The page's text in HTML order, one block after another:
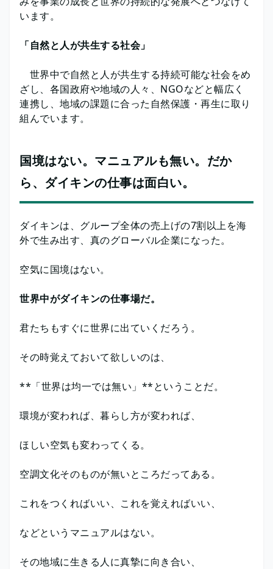
います。
「自然と人が共生する社会」
世界中で自然と人が共生する持続可能な社会をめ
ざし、各国政府や地域の人々、NGOなどと幅広く
連携し、地域の課題に合った自然保護・再生に取り
組んでいます。
国境はない。マニュアルも無い。だか
ら、ダイキンの仕事は面白い。
ダイキンは、グループ全体の売上げの7割以上を海
外で生み出す、真のグローバル企業になった。
空気に国境はない。
世界中がダイキンの仕事場だ。
君たちもすぐに世界に出ていくだろう。
その時覚えておいて欲しいのは、
**「世界は均一では無い」**ということだ。
環境が変われば、暮らし方が変われば、
ほしい空気も変わってくる。
空調文化そのものが無いところだってある。
これをつくればいい、これを覚えればいい、
などというマニュアルはない。
その地域に生きる人に真摯に向き合い、